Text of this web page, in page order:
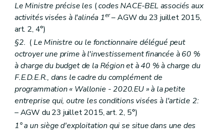
Le Ministre précise les (codes NACE-BEL associés aux
activités visées à l'alinéa 1er– AGW du 23 juillet 2015,
art. 2, 4°)
§2. (Le Ministre ou le fonctionnaire délégué peut
octroyer une prime à l'investissement financée à 60 %
à charge du budget de la Région et à 40 % à charge du
F.E.D.E.R., dans le cadre du complément de
programmation « Wallonie - 2020.EU » à la petite
entreprise qui, outre les conditions visées à l'article 2:
– AGW du 23 juillet 2015, art. 2, 5°)
1° a un siège d'exploitation qui se situe dans une des